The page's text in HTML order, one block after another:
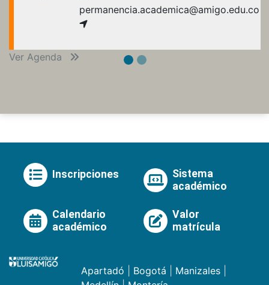
permanencia.academica@amigo.edu.co
Ver Agenda
Inscripciones
Sistema
académico
Calendario
académico
Valor
matrícula
Apartadó Bogotá Manizales